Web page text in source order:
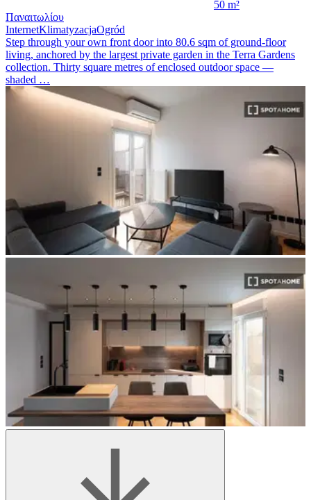
50 m²
Παναιτωλίου
InternetKlimatyzacjaOgród
Step through your own front door into 80.6 sqm of ground-floor
living, anchored by the largest private garden in the Terra Gardens
collection. Thirty square metres of enclosed outdoor space —
shaded …